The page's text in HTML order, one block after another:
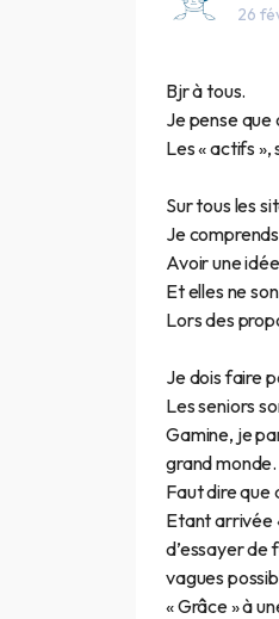
26
Bjr à tous.
Je pense
Les « actifs
Sur tous les
Je
Avoir une
Et elles ne
Lors des
Je dois faire
Les seniors
Gamine, je
grand
Faut dire que
Etant arrivée
d’essayer de
vagues
« Grâce » à